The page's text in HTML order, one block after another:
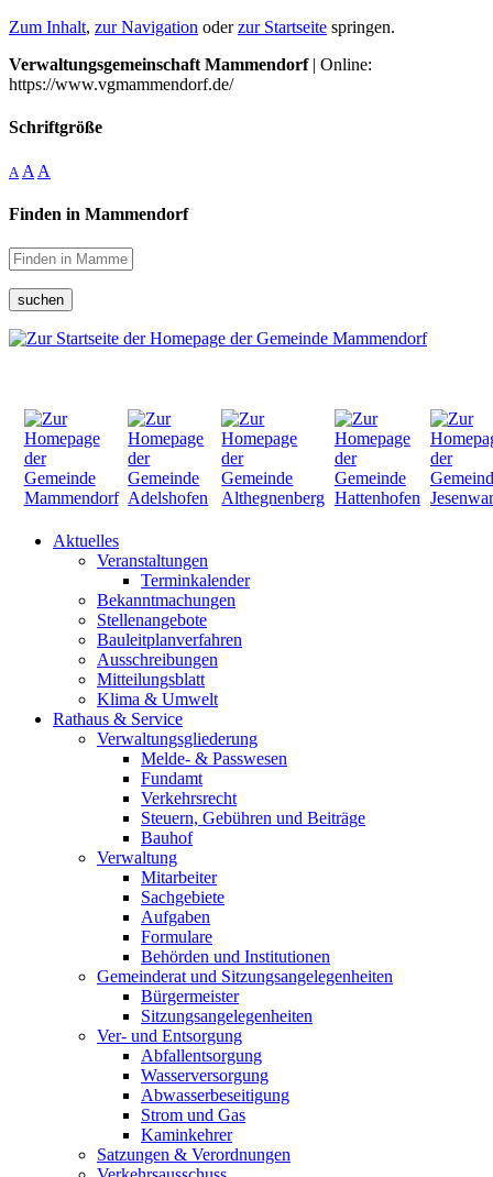
Zum Inhalt, zur Navigation oderzur Startseite springen.
Verwaltungsgemeinschaft Mammendorf| Online:
https://www.vgmammendorf.de/
Schriftgröße
A A A
Finden in Mammendorf
suchen
Aktuelles
Veranstaltungen
Terminkalender
Bekanntmachungen
Stellenangebote
Bauleitplanverfahren
Ausschreibungen
Mitteilungsblatt
Klima & Umwelt
Rathaus & Service
Verwaltungsgliederung
Melde- & Passwesen
Fundamt
Verkehrsrecht
Steuern, Gebühren und Beiträge
Bauhof
Verwaltung
Mitarbeiter
Sachgebiete
Aufgaben
Formulare
Behörden und Institutionen
Gemeinderat und Sitzungsangelegenheiten
Bürgermeister
Sitzungsangelegenheiten
Ver- und Entsorgung
Abfallentsorgung
Wasserversorgung
Abwasserbeseitigung
Strom und Gas
Kaminkehrer
Satzungen & Verordnungen